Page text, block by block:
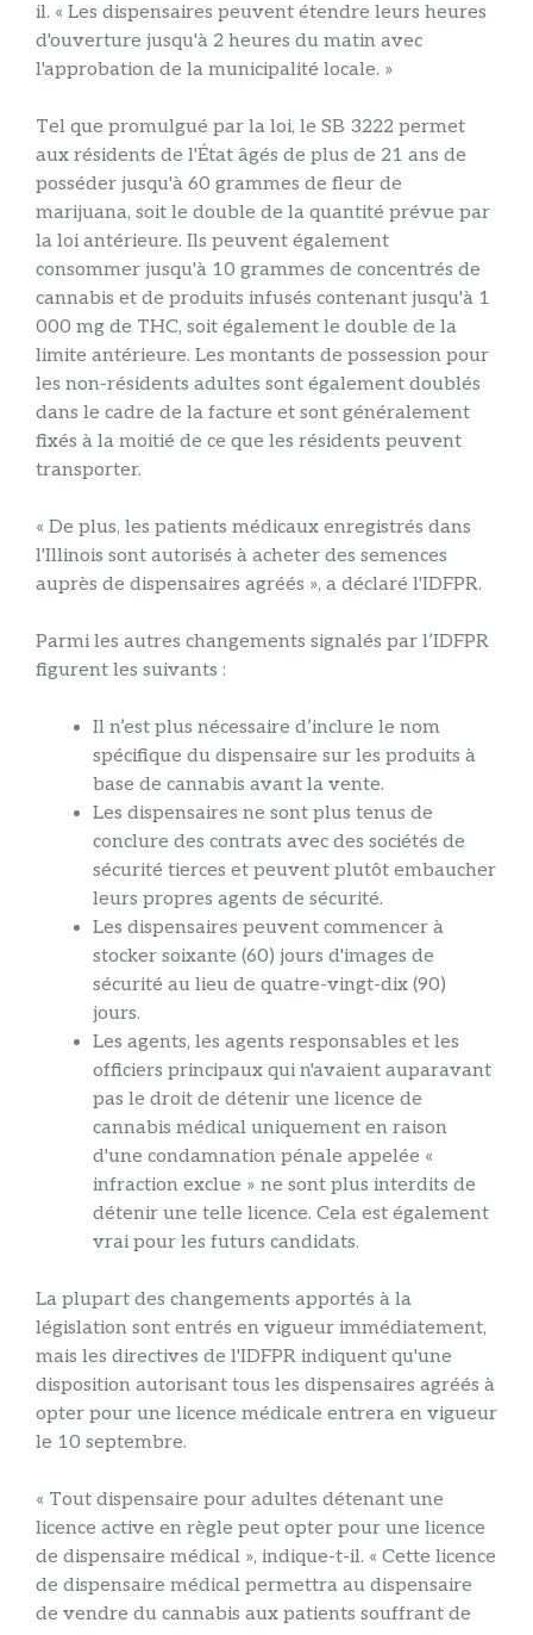
il. « Les dispensaires peuvent étendre leurs heures
d'ouverture jusqu'à 2 heures du matin avec
l'approbation de la municipalité locale. »
Tel que promulgué par la loi, le SB 3222 permet
aux résidents de l'État âgés de plus de 21 ans de
posséder jusqu'à 60 grammes de fleur de
marijuana, soit le double de la quantité prévue par
la loi antérieure. Ils peuvent également
consommer jusqu'à 10 grammes de concentrés de
cannabis et de produits infusés contenant jusqu'à 1
000 mg de THC, soit également le double de la
limite antérieure. Les montants de possession pour
les non-résidents adultes sont également doublés
dans le cadre de la facture et sont généralement
fixés à la moitié de ce que les résidents peuvent
transporter.
« De plus, les patients médicaux enregistrés dans
l'Illinois sont autorisés à acheter des semences
auprès de dispensaires agréés », a déclaré l'IDFPR.
Parmi les autres changements signalés par l’IDFPR
figurent les suivants :
Il n’est plus nécessaire d’inclure le nom
spécifique du dispensaire sur les produits à
base de cannabis avant la vente.
Les dispensaires ne sont plus tenus de
conclure des contrats avec des sociétés de
sécurité tierces et peuvent plutôt embaucher
leurs propres agents de sécurité.
Les dispensaires peuvent commencer à
stocker soixante (60) jours d'images de
sécurité au lieu de quatre-vingt-dix (90)
jours.
Les agents, les agents responsables et les
officiers principaux qui n'avaient auparavant
pas le droit de détenir une licence de
cannabis médical uniquement en raison
d'une condamnation pénale appelée «
infraction exclue » ne sont plus interdits de
détenir une telle licence. Cela est également
vrai pour les futurs candidats.
La plupart des changements apportés à la
législation sont entrés en vigueur immédiatement,
mais les directives de l'IDFPR indiquent qu'une
disposition autorisant tous les dispensaires agréés à
opter pour une licence médicale entrera en vigueur
le 10 septembre.
« Tout dispensaire pour adultes détenant une
licence active en règle peut opter pour une licence
de dispensaire médical », indique-t-il. « Cette licence
de dispensaire médical permettra au dispensaire
de vendre du cannabis aux patients souffrant de